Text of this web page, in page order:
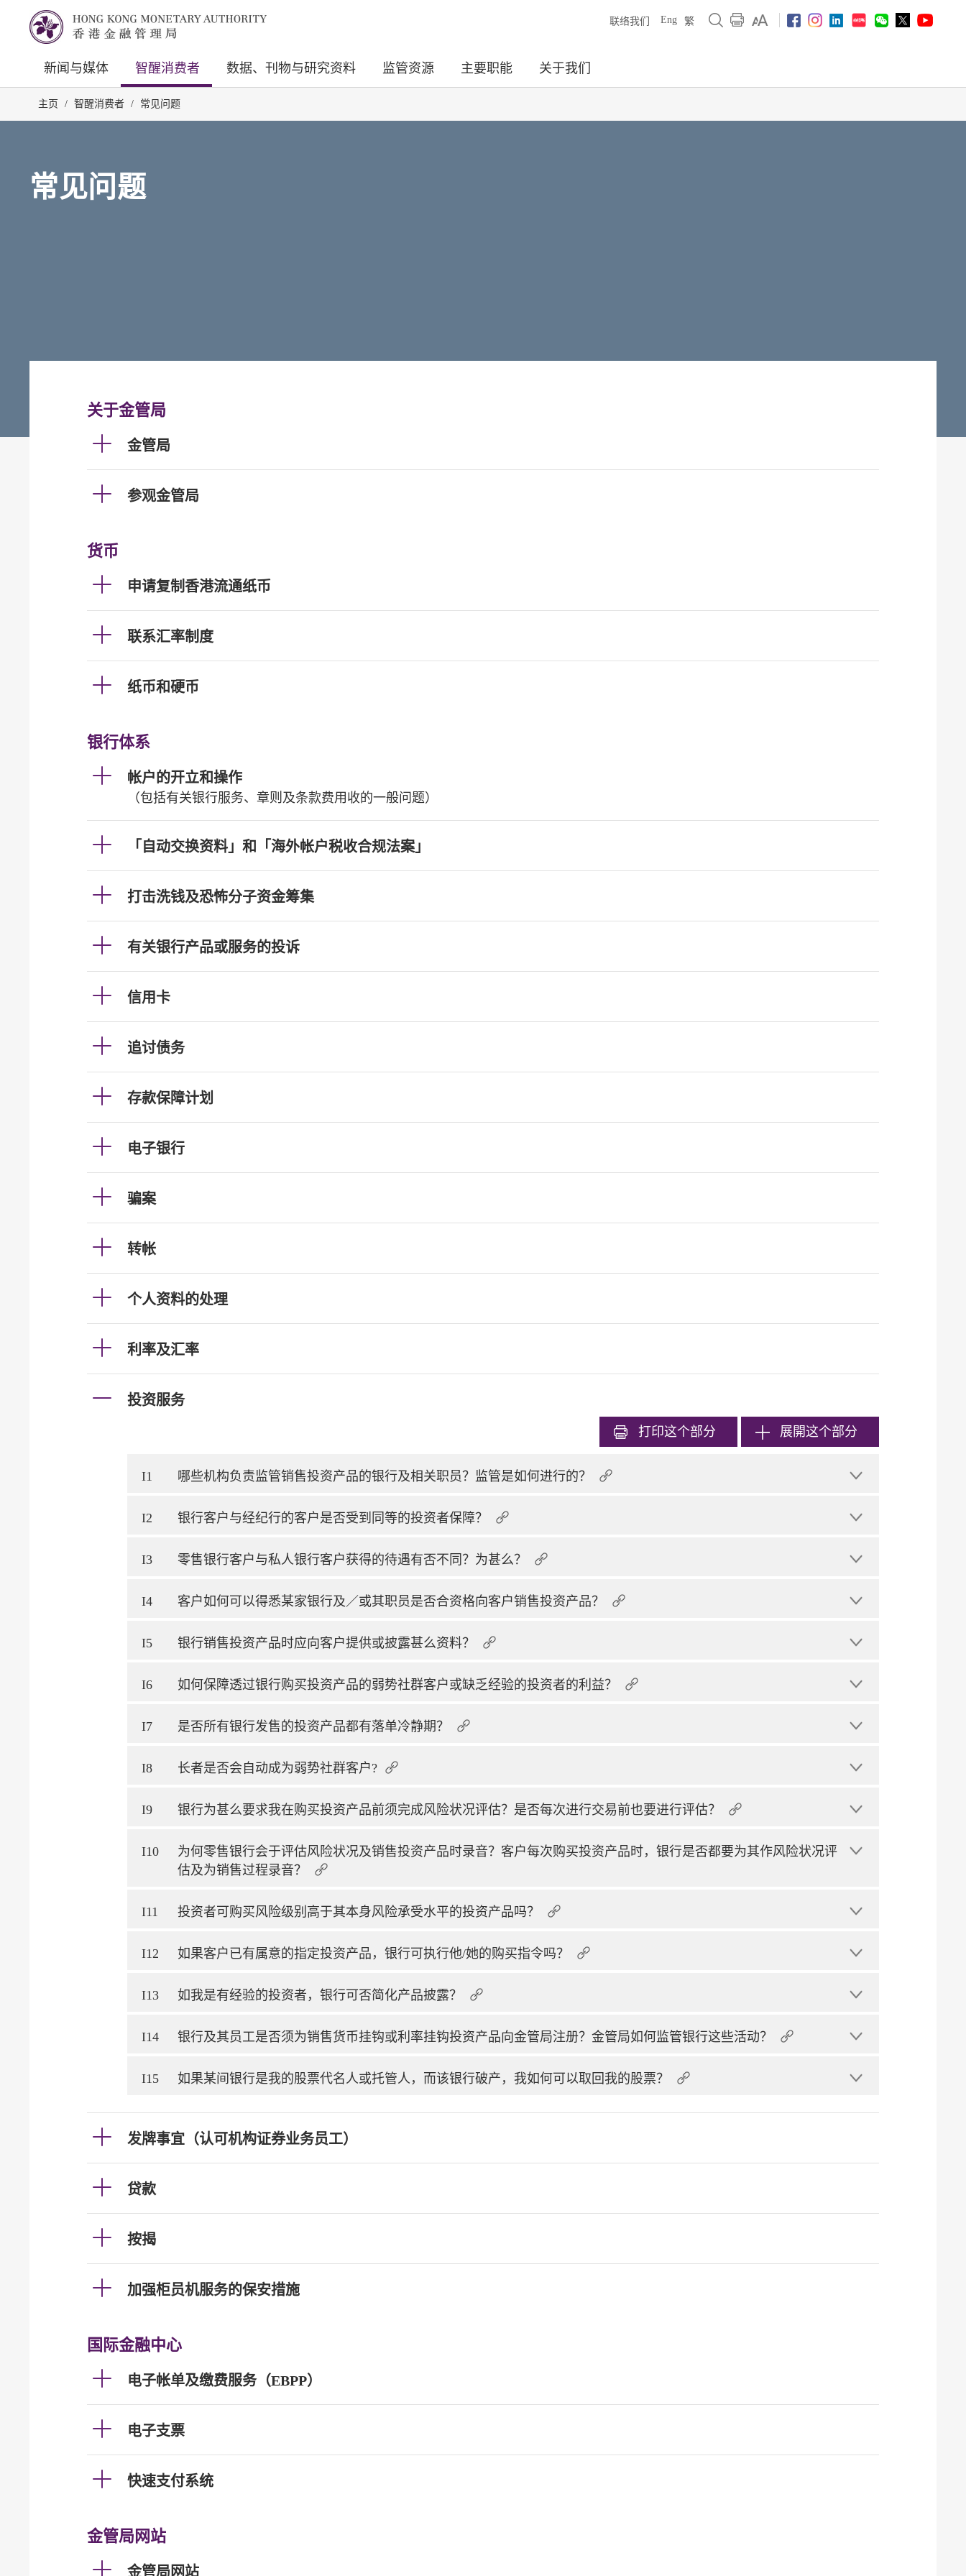
联络我们 Eng 繁
新闻与媒体 智醒消费者 数据、刊物与研究资料 监管资源 主要职能 关于我们
主页 / 智醒消费者 / 常见问题
常见问题
关于金管局
金管局
参观金管局
货币
申请复制香港流通纸币
联系汇率制度
纸币和硬币
银行体系
帐户的开立和操作
（包括有关银行服务、章则及条款费用收的一般问题）
「自动交换资料」和「海外帐户税收合规法案」
打击洗钱及恐怖分子资金筹集
有关银行产品或服务的投诉
信用卡
追讨债务
存款保障计划
电子银行
骗案
转帐
个人资料的处理
利率及汇率
投资服务
打印这个部分 展開这个部分
I1 哪些机构负责监管销售投资产品的银行及相关职员？监管是如何进行的？
I2 银行客户与经纪行的客户是否受到同等的投资者保障？
I3 零售银行客户与私人银行客户获得的待遇有否不同？为甚么？
I4 客户如何可以得悉某家银行及／或其职员是否合资格向客户销售投资产品？
I5 银行销售投资产品时应向客户提供或披露甚么资料？
I6 如何保障透过银行购买投资产品的弱势社群客户或缺乏经验的投资者的利益？
I7 是否所有银行发售的投资产品都有落单冷静期？
I8 长者是否会自动成为弱势社群客户?
I9 银行为甚么要求我在购买投资产品前须完成风险状况评估？是否每次进行交易前也要进行评估？
I10
为何零售银行会于评估风险状况及销售投资产品时录音？客户每次购买投资产品时，银行是否都要为其作风险状况评
估及为销售过程录音？
I11 投资者可购买风险级别高于其本身风险承受水平的投资产品吗？
I12 如果客户已有属意的指定投资产品，银行可执行他/她的购买指令吗？
I13 如我是有经验的投资者，银行可否简化产品披露？
I14 银行及其员工是否须为销售货币挂钩或利率挂钩投资产品向金管局注册？金管局如何监管银行这些活动？
I15 如果某间银行是我的股票代名人或托管人，而该银行破产，我如何可以取回我的股票？
发牌事宜（认可机构证券业务员工）
贷款
按揭
加强柜员机服务的保安措施
国际金融中心
电子帐单及缴费服务（EBPP）
电子支票
快速支付系统
金管局网站
金管局网站